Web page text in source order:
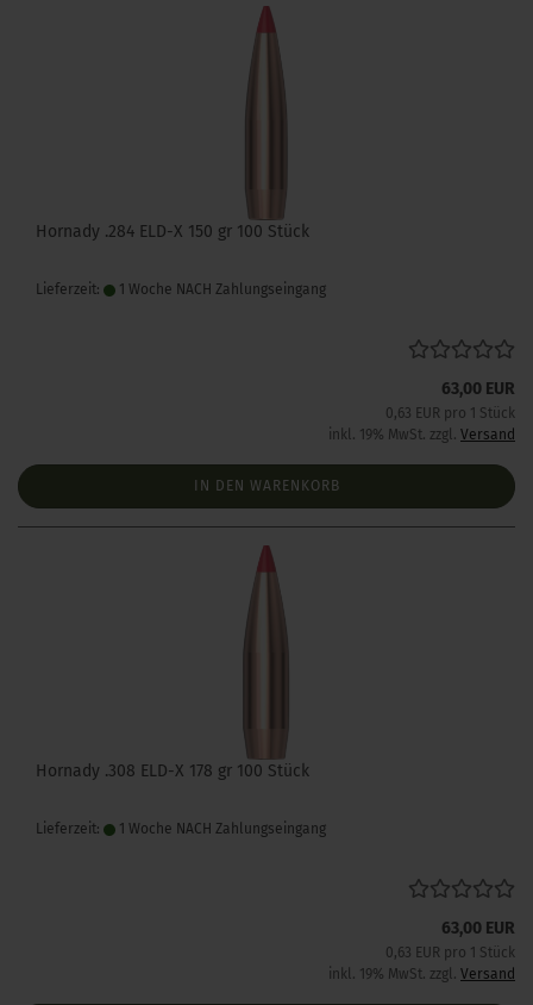
Hornady .284 ELD-X 150 gr 100 Stück
Lieferzeit: 1 Woche NACH Zahlungseingang
63,00 EUR
0,63 EUR pro 1 Stück
inkl. 19% MwSt. zzgl. Versand
IN DEN WARENKORB
Hornady .308 ELD-X 178 gr 100 Stück
Lieferzeit: 1 Woche NACH Zahlungseingang
63,00 EUR
0,63 EUR pro 1 Stück
inkl. 19% MwSt. zzgl. Versand